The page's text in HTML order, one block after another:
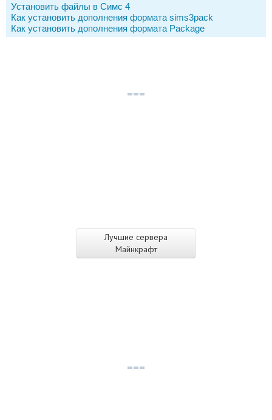
Лучшие сервера
Майнкрафт
Установить файлы в Симс 4
Как установить дополнения формата sims3pack
Как установить дополнения формата Package